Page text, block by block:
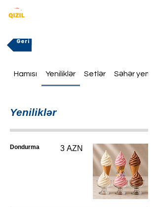
Geri
Hamısı Yeniliklər Setlər Səhər
Yeniliklər
Dondurma 3 AZN